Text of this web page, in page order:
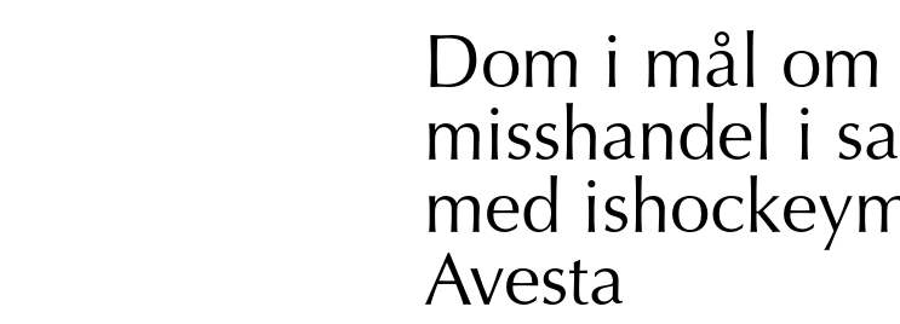
Dom i mål om
misshandel i
med
Avesta